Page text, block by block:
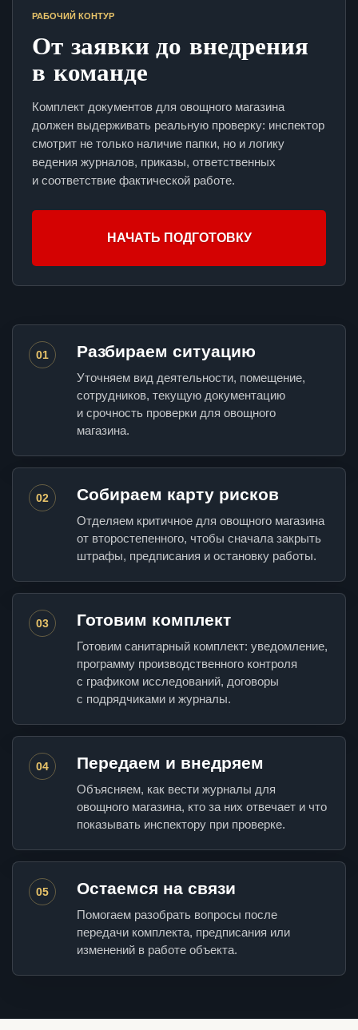
РАБОЧИЙ КОНТУР
От заявки до внедрения
в команде
Комплект документов для овощного магазина
должен выдерживать реальную проверку: инспектор
смотрит не только наличие папки, но и логику
ведения журналов, приказы, ответственных
и соответствие фактической работе.
НАЧАТЬ ПОДГОТОВКУ
01 Разбираем ситуацию
Уточняем вид деятельности, помещение,
сотрудников, текущую документацию
и срочность проверки для овощного
магазина.
02 Собираем карту рисков
Отделяем критичное для овощного магазина
от второстепенного, чтобы сначала закрыть
штрафы, предписания и остановку работы.
03 Готовим комплект
Готовим санитарный комплект: уведомление,
программу производственного контроля
с графиком исследований, договоры
с подрядчиками и журналы.
04 Передаем и внедряем
Объясняем, как вести журналы для
овощного магазина, кто за них отвечает и что
показывать инспектору при проверке.
05 Остаемся на связи
Помогаем разобрать вопросы после
передачи комплекта, предписания или
изменений в работе объекта.